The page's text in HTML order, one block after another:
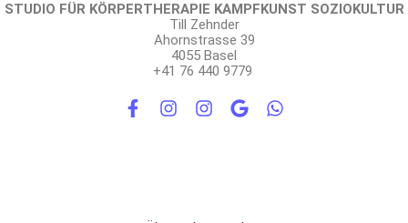
STUDIO FÜR KÖRPERTHERAPIE KAMPFKUNST SOZIOKULTUR
Till Zehnder
Ahornstrasse 39
4055 Basel
+41 76 440 9779